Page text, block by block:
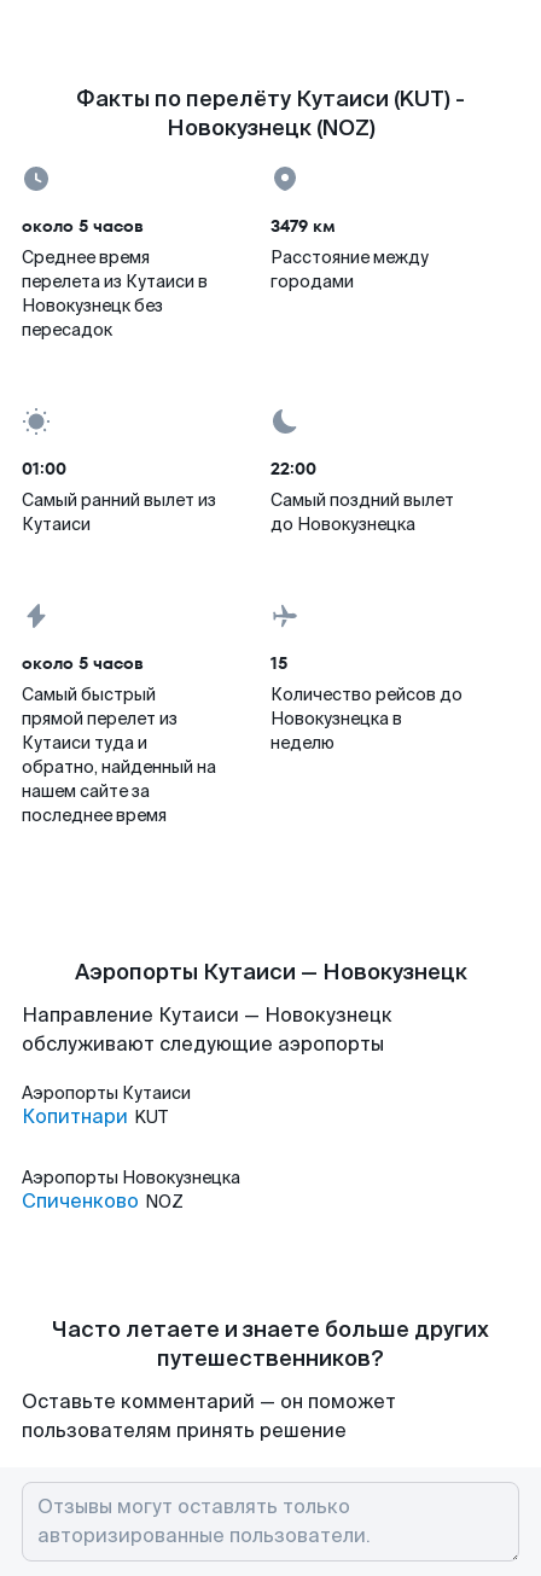
Факты по перелёту Кутаиси (KUT) -
Новокузнецк (NOZ)
около 5 часов
Среднее время
перелета из Кутаиси в
Новокузнецк без
пересадок
3479 км
Расстояние между
городами
01:00
Самый ранний вылет из
Кутаиси
22:00
Самый поздний вылет
до Новокузнецка
около 5 часов
Самый быстрый
прямой перелет из
Кутаиси туда и
обратно, найденный на
нашем сайте за
последнее время
15
Количество рейсов до
Новокузнецка в
неделю
Аэропорты Кутаиси — Новокузнецк
Направление Кутаиси — Новокузнецк
обслуживают следующие аэропорты
Аэропорты Кутаиси
Копитнари KUT
Аэропорты Новокузнецка
Спиченково NOZ
Часто летаете и знаете больше других
путешественников?
Оставьте комментарий — он поможет
пользователям принять решение